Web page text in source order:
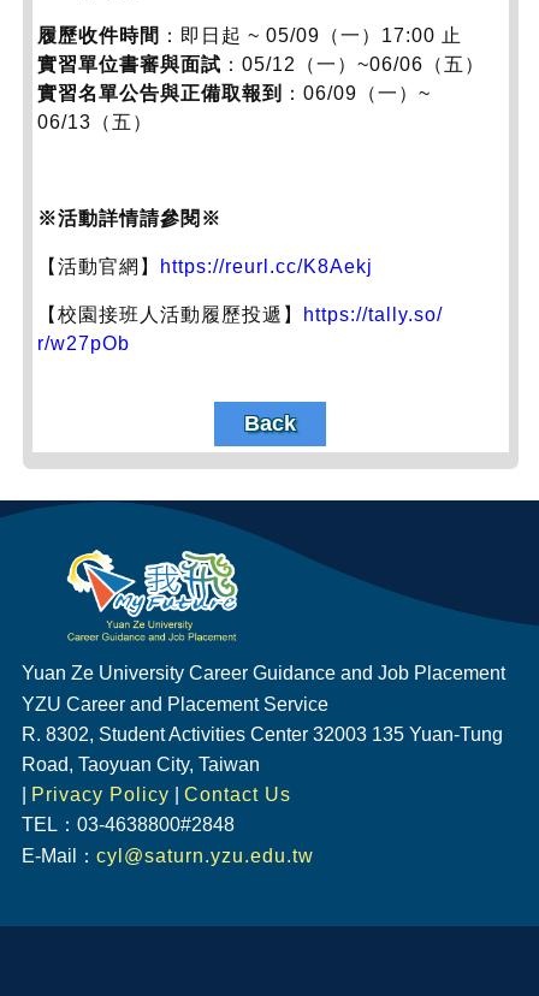
履歷收件時間 ：即日起 ~ 05/09（一）17:00 止
實習單位書審與面試 ：05/12（一）~06/06（五）
實習名單公告與正備取報到
：06/09（一）~
06/13（五）
※活動詳情請參閱※
【活動官網】 https://reurl.cc/K8Aekj
【校園接班人活動履歷投遞】
https://tally.so/
r/w27pOb
Back
Yuan Ze University Career Guidance and Job Placement
YZU Career and Placement Service
R. 8302, Student Activities Center 32003 135 Yuan-Tung
Road, Taoyuan City, Taiwan
Privacy Policy
Contact Us
TEL：03-4638800#2848
E-Mail： cyl@saturn.yzu.edu.tw